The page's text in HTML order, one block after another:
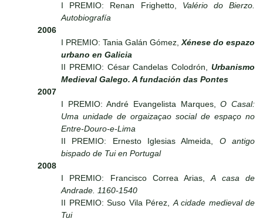
I PREMIO: Renan Frighetto, Valério do Bierzo.
Autobiografía
2006
I PREMIO: Tania Galán Gómez,Xénese do espazo
urbano en Galicia
II PREMIO: César Candelas Colodrón, Urbanismo
Medieval Galego. A fundación das Pontes
2007
I PREMIO: André Evangelista Marques,O Casal:
Uma unidade de orgaizaçao social de espaço no
Entre-Douro-e-Lima
II PREMIO: Ernesto Iglesias Almeida, O antigo
bispado de Tui en Portugal
2008
I PREMIO: Francisco Correa Arias,A casa de
Andrade. 1160-1540
II PREMIO: Suso Vila Pérez,A cidade medieval de
Tui